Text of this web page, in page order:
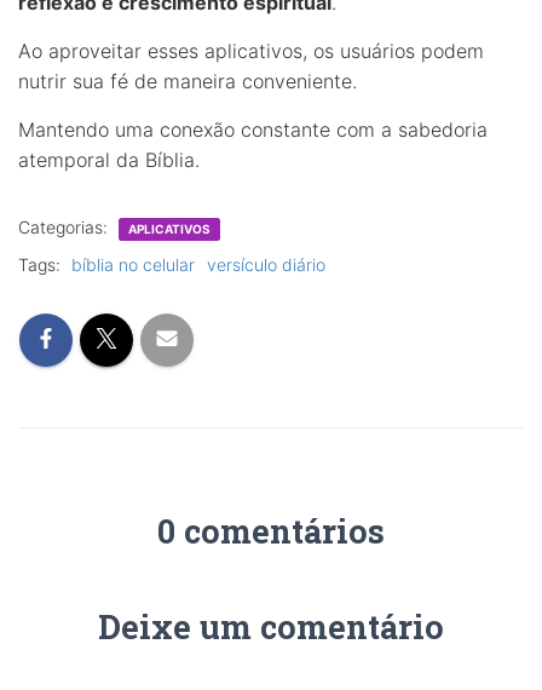
Ao aproveitar esses aplicativos, os usuários podem
nutrir sua fé de maneira conveniente.
Mantendo uma conexão constante com a sabedoria
atemporal da Bíblia.
Categorias: APLICATIVOS
Tags: bíblia no celular versículo diário
0 comentários
Deixe um comentário